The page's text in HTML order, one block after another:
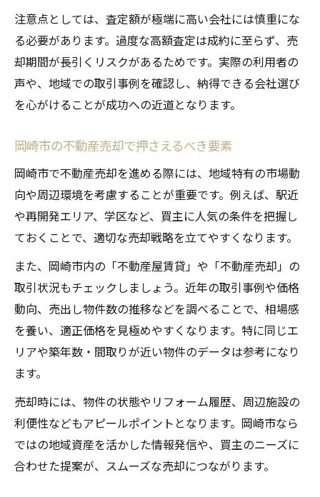
不動産売却時の修繕と清掃のポイント
査定額アップに役立つ不動産売却の工夫
不動産売却の査定基準を具体的に解説
初めてでも安心な不動産売却手順ガイド
初めてでも安心な不動産売却の進め方
必要書類や手続きに強い不動産売却のコツ
不動産売却で気をつけたい契約時の注意点
スムーズな引き渡しを実現する不動産売却
方法
売却プロセスをスムーズに進める秘訣とは
不動産売却でプロセス短縮を実現する方法
岡崎市の不動産売却で内覧対応を工夫する
トラブルを避けるための不動産売却注意点
不動産売却で信頼できるパートナー選び
注意点としては、査定額が極端に高い会社には慎重にな
る必要があります。過度な高額査定は成約に至らず、売
却期間が長引くリスクがあるためです。実際の利用者の
声や、地域での取引事例を確認し、納得できる会社選び
を心がけることが成功への近道となります。
岡崎市の不動産売却で押さえるべき要素
岡崎市で不動産売却を進める際には、地域特有の市場動
向や周辺環境を考慮することが重要です。例えば、駅近
や再開発エリア、学区など、買主に人気の条件を把握し
ておくことで、適切な売却戦略を立てやすくなります。
また、岡崎市内の「不動産屋賃貸」や「不動産売却」の
取引状況もチェックしましょう。近年の取引事例や価格
動向、売出し物件数の推移などを調べることで、相場感
を養い、適正価格を見極めやすくなります。特に同じエ
リアや築年数・間取りが近い物件のデータは参考になり
ます。
売却時には、物件の状態やリフォーム履歴、周辺施設の
利便性などもアピールポイントとなります。岡崎市なら
ではの地域資産を活かした情報発信や、買主のニーズに
合わせた提案が、スムーズな売却につながります。